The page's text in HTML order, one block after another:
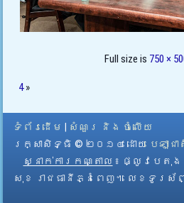
Full size is 750 ×
4»
ទំព័រដើម
សំណួរ និង ចំលើយ
រក្សាសិទ្ធិ © ២០១៤ ដោយ​ បេឡ
ស្នាក់ការកណ្តាល ៖ ផ្លូវបេតុ
សុខ រាជធានីភ្នំពេញ។ លេខទូរ